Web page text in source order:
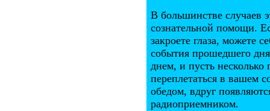
В большинстве случаев
сознательной помощи.
закроете глаза, можете
события прошедшего
днем, и пусть
переплетаться в вашем
обедом, вдруг
радиоприемником.